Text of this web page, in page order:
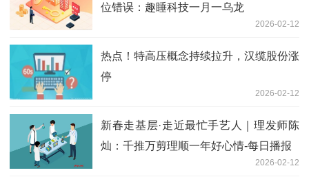
位错误：趣睡科技一月一乌龙
2026-02-12
热点！特高压概念持续拉升，汉缆股份涨
停
2026-02-12
新春走基层·走近最忙手艺人｜理发师陈
灿：千推万剪理顺一年好心情-每日播报
2026-02-12